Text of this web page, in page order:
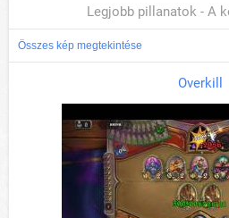
Legjobb pillanatok - A
Összes kép megtekintése
Overkill